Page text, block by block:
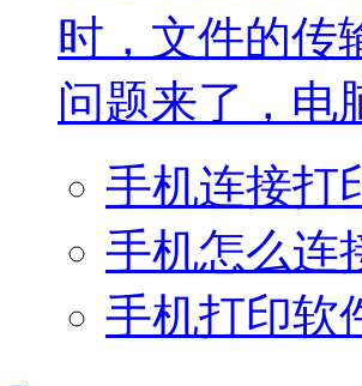
时，文件的传
问题来了，电
手机连接打
手机怎么连
手机打印软